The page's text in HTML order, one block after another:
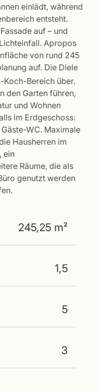
einlädt, während
entsteht.
auf – und
Apropos
von rund 245
auf. Die Diele
Koch-Bereich über.
den Garten führen,
und Wohnen
im Erdgeschoss:
WC. Maximale
Hausherren im
ein
Räume, die als
genutzt werden
245,25 m²
1,5
5
3